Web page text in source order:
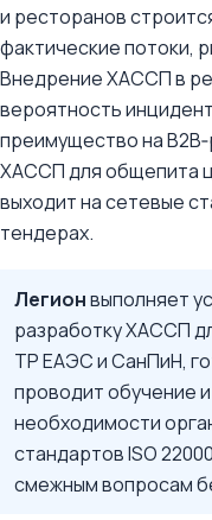
и ресторанов
фактические потоки,
Внедрение ХАССП в
вероятность
преимущество на
ХАССП для общепита
выходит на сетевые
тендерах.
Легионвыполняет
разработку ХАССП
ТР ЕАЭС и СанПиН,
проводит обучение
необходимости
стандартов ISO
смежным вопросам